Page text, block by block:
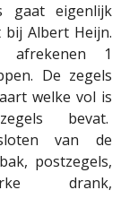
gaat eigenlijk
Albert Heijn.
afrekenen 1
De zegels
welke vol is
bevat.
van de
postzegels,
drank,